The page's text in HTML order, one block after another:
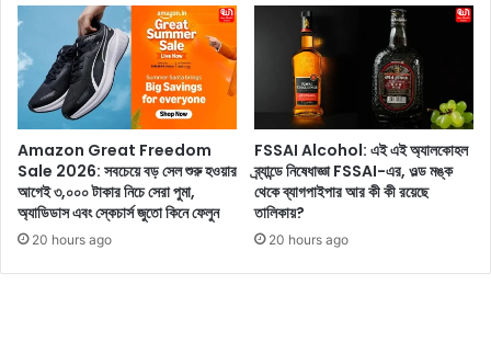
ধে
প্রা
কৃ
ক
উ
পা
য়
জা
নু
ভ্রু
র
দ্ধি
বা
ড়া
নো
র
স
Amazon Great Freedom
Sale 2026: সবচেয়ে বড় সেল শুরু হওয়ার
আগেই ৩,০০০ টাকার নিচে সেরা পুমা,
অ্যাডিডাস এবং স্কেচার্স জুতো কিনে ফেলুন
20 hours ago
FSSAI Alcohol: এই এই অ্যালকোহল
ব্র্যান্ডে নিষেধাজ্ঞা FSSAI-এর, ওল্ড মঙ্ক
থেকে ব্যাগপাইপার আর কী কী রয়েছে
তালিকায়?
20 hours ago